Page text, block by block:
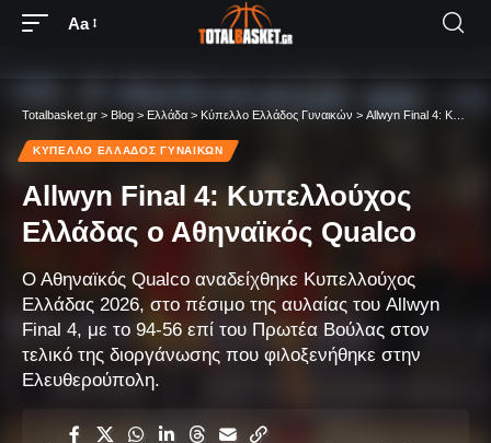
Aa
Totalbasket.gr > Blog > Ελλάδα > Κύπελλο Ελλάδος Γυναικών > Allwyn Final 4: Κυπελλούχος Ελλάδας ο Αθηναϊκός Qualco
ΚΎΠΕΛΛΟ ΕΛΛΆΔΟΣ ΓΥΝΑΙΚΏΝ
Allwyn Final 4: Κυπελλούχος
Ελλάδας ο Αθηναϊκός Qualco
Ο Αθηναϊκός Qualco αναδείχθηκε Κυπελλούχος
Ελλάδας 2026, στο πέσιμο της αυλαίας του Allwyn
Final 4, με το 94-56 επί του Πρωτέα Βούλας στον
τελικό της διοργάνωσης που φιλοξενήθηκε στην
Ελευθερούπολη.